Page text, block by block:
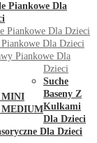
MINI
MEDIUM
Piankowe Dla
Piankowe Dla Dzieci
Dla Dzieci
Piankowe Dla
Dzieci
Suche
Baseny Z
Kulkami
Dla Dzieci
Dla Dzieci